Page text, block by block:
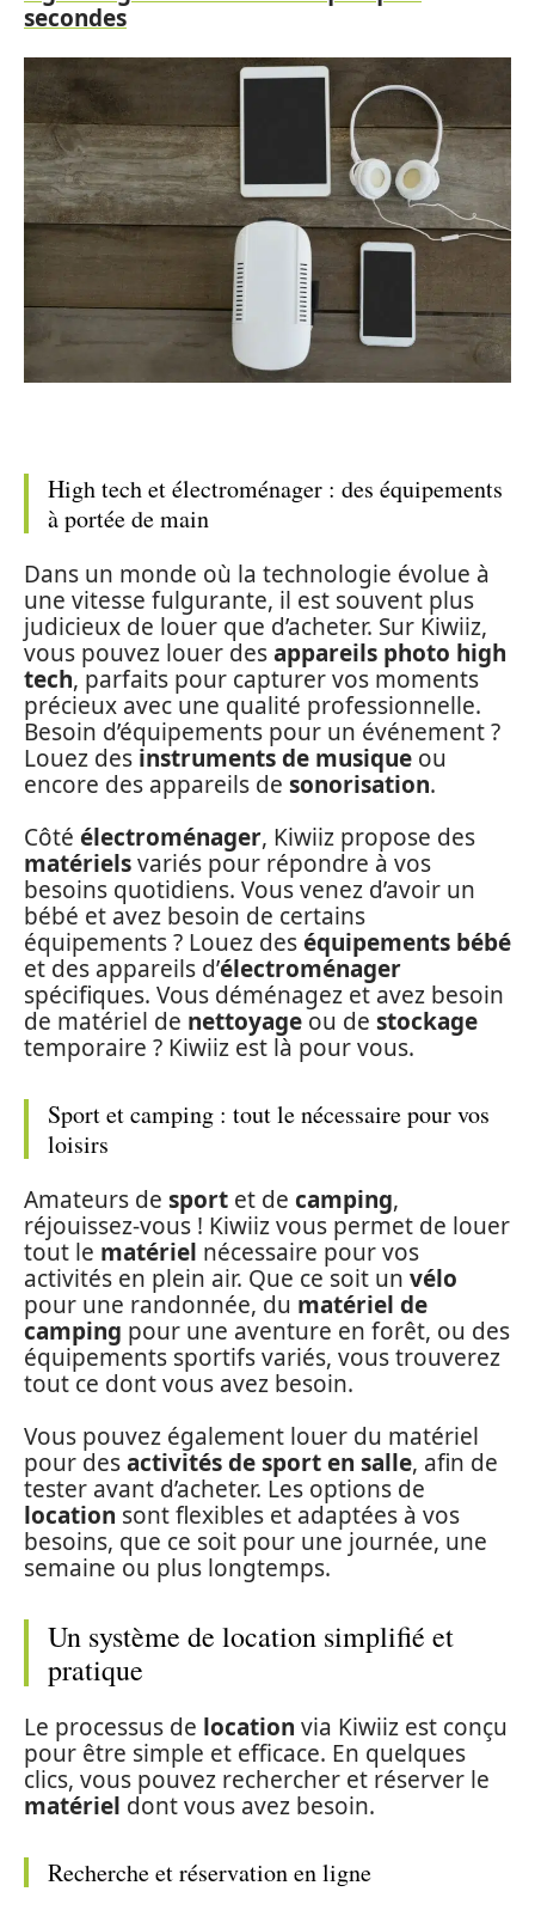
secondes
High tech et électroménager : des équipements
à portée de main
Dans un monde où la technologie évolue à
une vitesse fulgurante, il est souvent plus
judicieux de louer que d’acheter. Sur Kiwiiz,
vous pouvez louer desappareils photo high
tech, parfaits pour capturer vos moments
précieux avec une qualité professionnelle.
Besoin d’équipements pour un événement ?
Louez des instruments de musique ou
encore des appareils de sonorisation.
Côté électroménager, Kiwiiz propose des
matérielsvariés pour répondre à vos
besoins quotidiens. Vous venez d’avoir un
bébé et avez besoin de certains
équipements ? Louez deséquipements bébé
et des appareils d’électroménager
spécifiques. Vous déménagez et avez besoin
de matériel de nettoyage ou de stockage
temporaire ? Kiwiiz est là pour vous.
Sport et camping : tout le nécessaire pour vos
loisirs
Amateurs de sport et de camping,
réjouissez-vous ! Kiwiiz vous permet de louer
tout le matériel nécessaire pour vos
activités en plein air. Que ce soit un vélo
pour une randonnée, du matériel de
camping pour une aventure en forêt, ou des
équipements sportifs variés, vous trouverez
tout ce dont vous avez besoin.
Vous pouvez également louer du matériel
pour desactivités de sport en salle, afin de
tester avant d’acheter. Les options de
location sont flexibles et adaptées à vos
besoins, que ce soit pour une journée, une
semaine ou plus longtemps.
Un système de location simplifié et
pratique
Le processus de location via Kiwiiz est conçu
pour être simple et efficace. En quelques
clics, vous pouvez rechercher et réserver le
matériel dont vous avez besoin.
Recherche et réservation en ligne